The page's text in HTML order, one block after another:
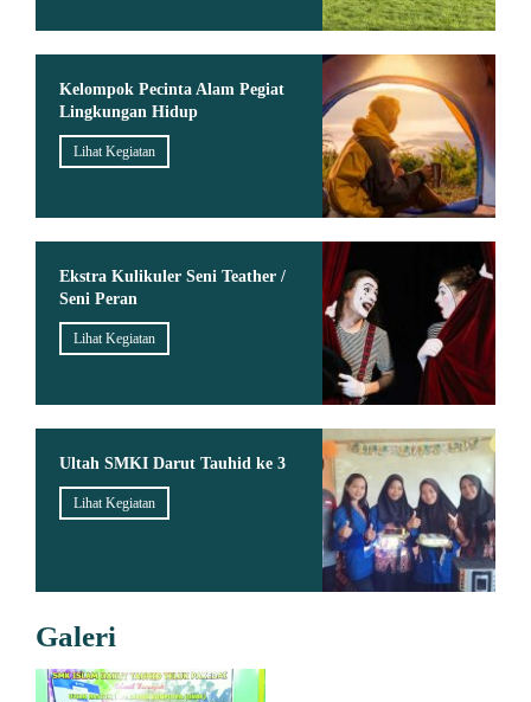
Kelompok Pecinta Alam Pegiat
Lingkungan Hidup
Lihat Kegiatan
Ekstra Kulikuler Seni Teather /
Seni Peran
Lihat Kegiatan
Ultah SMKI Darut Tauhid ke 3
Lihat Kegiatan
Galeri